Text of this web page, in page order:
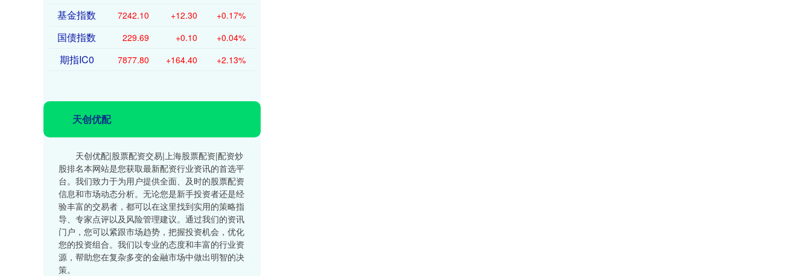
基金指数 7242.10 +12.30 +0.17%
国债指数 229.69 +0.10 +0.04%
期指IC0 7877.80 +164.40 +2.13%
天创优配
天创优配|股票配资交易|上海股票配资|配资炒
股排名本网站是您获取最新配资行业资讯的首选平
台。我们致力于为用户提供全面、及时的股票配资
信息和市场动态分析。无论您是新手投资者还是经
验丰富的交易者，都可以在这里找到实用的策略指
导、专家点评以及风险管理建议。通过我们的资讯
门户，您可以紧跟市场趋势，把握投资机会，优化
您的投资组合。我们以专业的态度和丰富的行业资
源，帮助您在复杂多变的金融市场中做出明智的决
策。